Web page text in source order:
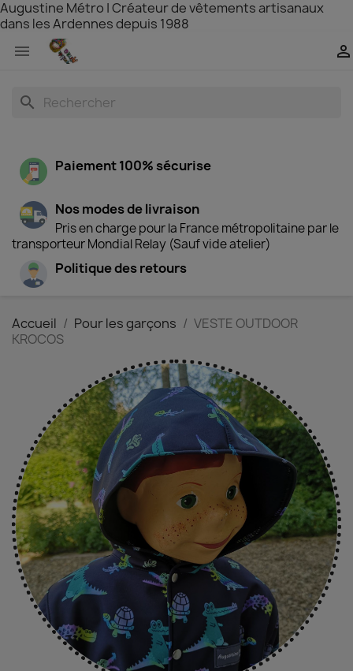
Augustine Métro | Créateur de vêtements artisanaux
dans les Ardennes depuis 1988
 
search
Paiement 100% sécurise
Nos modes de livraison
Pris en charge pour la France métropolitaine par le
transporteur Mondial Relay (Sauf vide atelier)
Politique des retours
Accueil Pour les garçons
VESTE OUTDOOR
KROCOS